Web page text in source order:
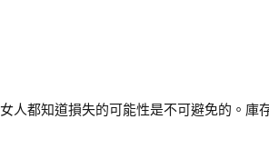
都知道損失的可能性是不可避免的。庫